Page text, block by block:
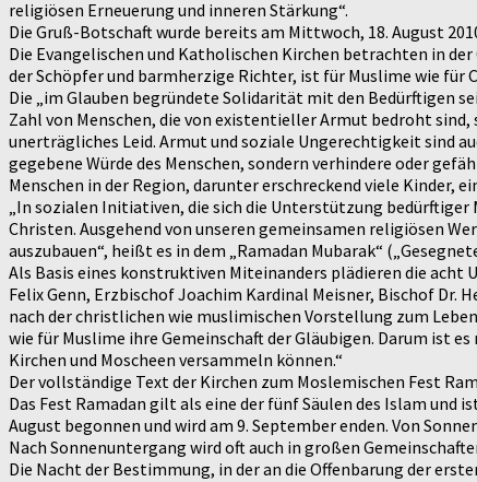
religiösen Erneuerung und inneren Stärkung“.
Die Gruß-Botschaft wurde bereits am Mittwoch, 18. August
Die Evangelischen und Katholischen Kirchen betrachten in
der Schöpfer und barmherzige Richter, ist für Muslime wie für
Die „im Glauben begründete Solidarität mit den Bedürftigen
Zahl von Menschen, die von existentieller Armut bedroht
unerträgliches Leid. Armut und soziale Ungerechtigkeit sind
gegebene Würde des Menschen, sondern verhindere oder
Menschen in der Region, darunter erschreckend viele Kinder,
„In sozialen Initiativen, die sich die Unterstützung bedürftiger
Christen. Ausgehend von unseren gemeinsamen religiösen
auszubauen“, heißt es in dem „Ramadan Mubarak“
Als Basis eines konstruktiven Miteinanders plädieren die acht
Felix Genn, Erzbischof Joachim Kardinal Meisner, Bischof Dr.
nach der christlichen wie muslimischen Vorstellung zum
wie für Muslime ihre Gemeinschaft der Gläubigen. Darum ist
Kirchen und Moscheen versammeln können.“
Der vollständige Text der Kirchen zum Moslemischen Fest
Das Fest Ramadan gilt als eine der fünf Säulen des Islam
August begonnen und wird am 9. September enden. Von
Nach Sonnenuntergang wird oft auch in großen
Die Nacht der Bestimmung, in der an die Offenbarung der